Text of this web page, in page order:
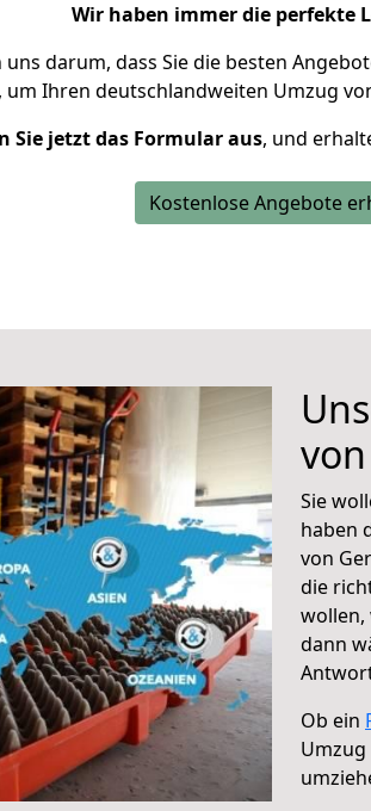
Wir haben immer die perfekte
darum, dass Sie die besten
, um Ihren deutschlandweiten Umzug
Sie jetzt das Formular aus, und
Kostenlose Angebote
Sie
haben
von
die
wollen,
dann
Ob ein